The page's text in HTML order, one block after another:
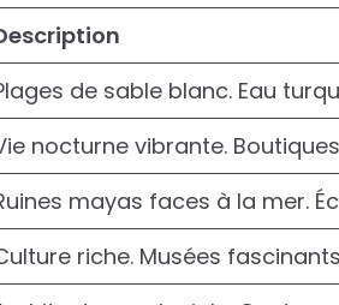
de sable blanc. Eau
nocturne vibrante.
mayas faces à la mer.
riche. Musées